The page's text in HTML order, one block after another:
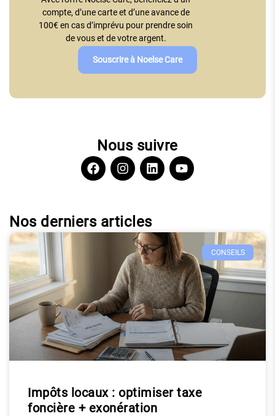
compte, d’une carte et d’une avance de
100€ en cas d’imprévu pour prendre soin
de vous et de votre argent.
Souscrire à Noelse Care
Nous suivre
Nos derniers articles
CONSEILS
Impôts locaux : optimiser taxe
foncière + exonération